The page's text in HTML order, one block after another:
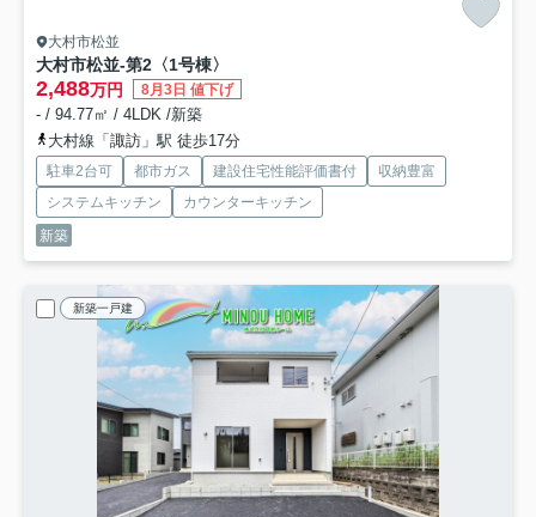
大村市松並
大村市松並-第2 〈1号棟〉
2,488万円 8月3日 値下げ
- / 94.77㎡ / 4LDK /新築
大村線「諏訪」駅 徒歩17分
駐車2台可 都市ガス 建設住宅性能評価書付
収納豊富
システムキッチン
カウンターキッチン
新築
新築一戸建